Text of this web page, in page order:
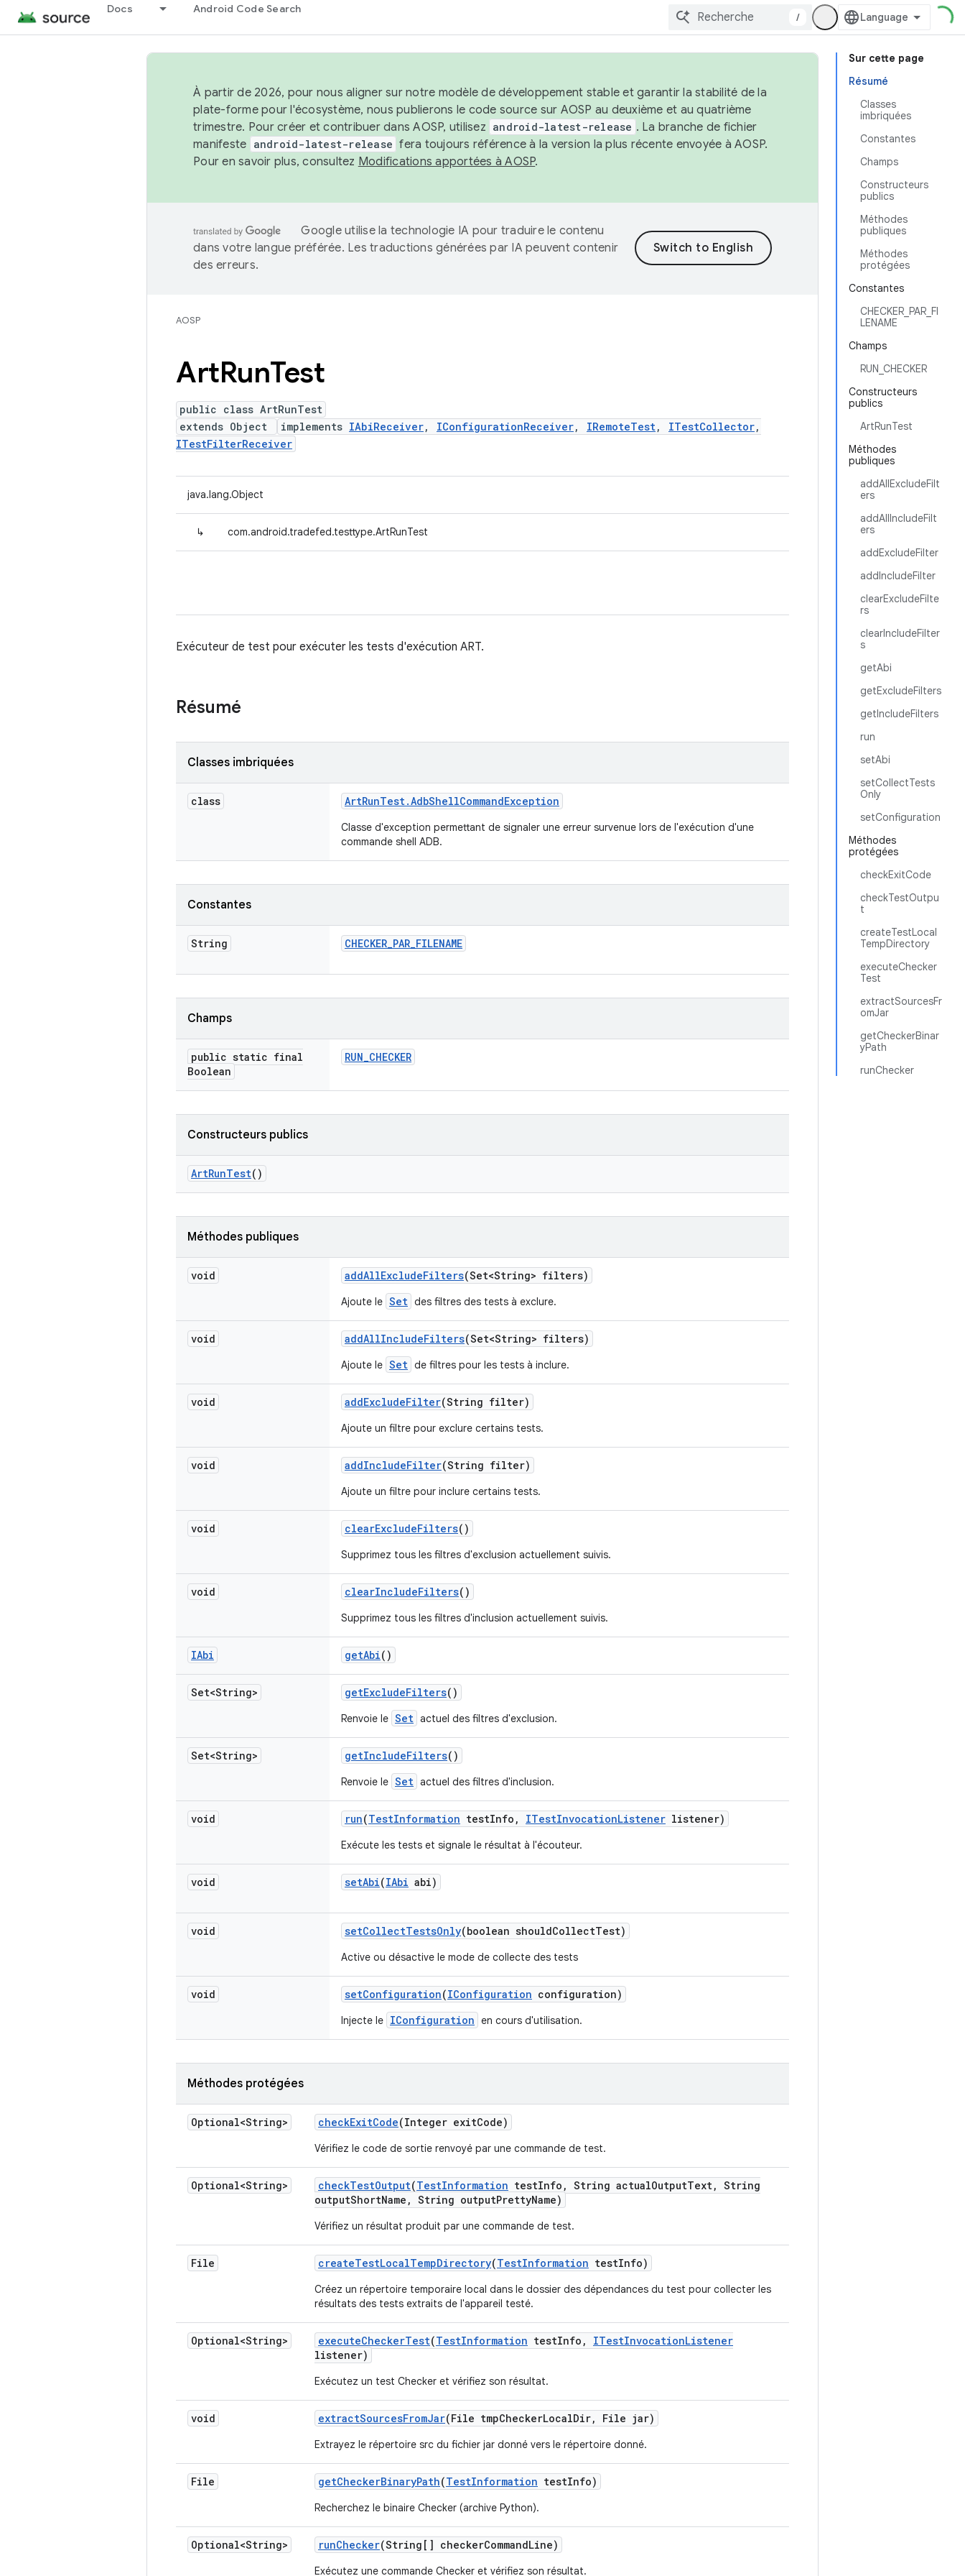
Docs Android Code Search
/
Sur cette page
Résumé
Classes
imbriquées
Constantes
Champs
Constructeurs
publics
Méthodes
publiques
Méthodes
protégées
Constantes
CHECKER_PAR_FI
LENAME
Champs
RUN_CHECKER
Constructeurs
publics
ArtRunTest
Méthodes
publiques
addAllExcludeFilt
ers
addAllIncludeFilt
ers
addExcludeFilter
addIncludeFilter
clearExcludeFilte
rs
clearIncludeFilter
s
getAbi
getExcludeFilters
getIncludeFilters
run
setAbi
setCollectTests
Only
setConfiguration
Méthodes
protégées
checkExitCode
checkTestOutpu
t
createTestLocal
TempDirectory
executeChecker
Test
extractSourcesFr
omJar
getCheckerBinar
yPath
runChecker
À partir de 2026, pour nous aligner sur notre modèle de développement stable et garantir la stabilité de la
plate-forme pour l'écosystème, nous publierons le code source sur AOSP au deuxième et au quatrième
trimestre. Pour créer et contribuer dans AOSP, utilisez android-latest-release . La branche de fichier
manifeste android-latest-release fera toujours référence à la version la plus récente envoyée à AOSP.
Pour en savoir plus, consultez Modifications apportées à AOSP.
Google utilise la technologie IA pour traduire le contenu
dans votre langue préférée. Les traductions générées par IA peuvent contenir
des erreurs.
AOSP
ArtRunTest
public class ArtRunTest
extends Object
implements IAbiReceiver, IConfigurationReceiver, IRemoteTest, ITestCollector,
ITestFilterReceiver
java.lang.Object
↳ com.android.tradefed.testtype.ArtRunTest
Exécuteur de test pour exécuter les tests d'exécution ART.
Résumé
Classes imbriquées
class ArtRunTest.AdbShellCommandException
Classe d'exception permettant de signaler une erreur survenue lors de l'exécution d'une
commande shell ADB.
Constantes
String CHECKER_PAR_FILENAME
Champs
public static final
Boolean
RUN_CHECKER
Constructeurs publics
ArtRunTest()
Méthodes publiques
void addAllExcludeFilters(Set<String> filters)
Ajoute le Set des filtres des tests à exclure.
void addAllIncludeFilters(Set<String> filters)
Ajoute le Set de filtres pour les tests à inclure.
void addExcludeFilter(String filter)
Ajoute un filtre pour exclure certains tests.
void addIncludeFilter(String filter)
Ajoute un filtre pour inclure certains tests.
void clearExcludeFilters()
Supprimez tous les filtres d'exclusion actuellement suivis.
void clearIncludeFilters()
Supprimez tous les filtres d'inclusion actuellement suivis.
IAbi getAbi()
Set<String> getExcludeFilters()
Renvoie le Set actuel des filtres d'exclusion.
Set<String> getIncludeFilters()
Renvoie le Set actuel des filtres d'inclusion.
void run(TestInformation testInfo , ITestInvocationListener listener)
Exécute les tests et signale le résultat à l'écouteur.
void setAbi(IAbi abi)
void setCollectTestsOnly(boolean shouldCollectTest)
Active ou désactive le mode de collecte des tests
void setConfiguration(IConfiguration configuration)
Injecte le IConfiguration en cours d'utilisation.
Méthodes protégées
Optional<String> checkExitCode(Integer exitCode)
Vérifiez le code de sortie renvoyé par une commande de test.
Optional<String> checkTestOutput(TestInformation testInfo , String actualOutputText, String
outputShortName , String outputPrettyName)
Vérifiez un résultat produit par une commande de test.
File createTestLocalTempDirectory(TestInformation testInfo)
Créez un répertoire temporaire local dans le dossier des dépendances du test pour collecter les
résultats des tests extraits de l'appareil testé.
Optional<String> executeCheckerTest(TestInformation testInfo , ITestInvocationListener
listener)
Exécutez un test Checker et vérifiez son résultat.
void extractSourcesFromJar(File tmpCheckerLocalDir, File jar)
Extrayez le répertoire src du fichier jar donné vers le répertoire donné.
File getCheckerBinaryPath(TestInformation testInfo)
Recherchez le binaire Checker (archive Python).
Optional<String> runChecker(String[] checkerCommandLine)
Exécutez une commande Checker et vérifiez son résultat.